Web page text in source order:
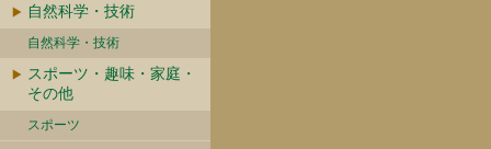
自然科学・技術
自然科学・技術
スポーツ・趣味・家庭・
その他
スポーツ